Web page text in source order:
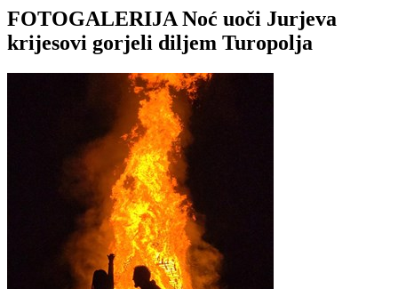
FOTOGALERIJA Noć uoči Jurjeva
krijesovi gorjeli diljem Turopolja